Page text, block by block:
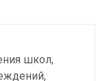
школ,